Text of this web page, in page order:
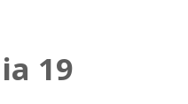
19